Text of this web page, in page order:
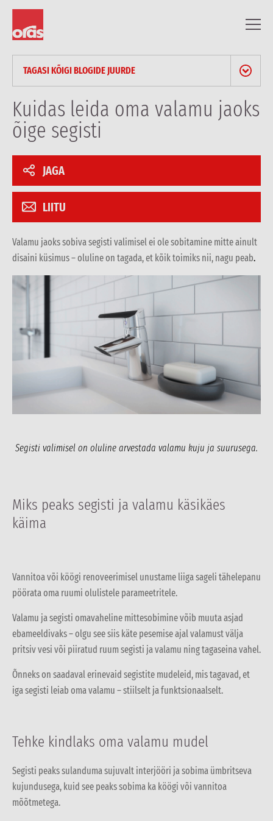
TAGASI KÕIGI BLOGIDE JUURDE
UUDISED JA PRESSITEATED
BLOG
REFERENTSID
Kuidas leida oma valamu jaoks
õige segisti
JAGA
LIITU
Valamu jaoks sobiva segisti valimisel ei ole sobitamine mitte ainult
disaini küsimus – oluline on tagada, et kõik toimiks nii, nagu peab.
Segisti valimisel on oluline arvestada valamu kuju ja suurusega.
Miks peaks segisti ja valamu käsikäes
käima
Vannitoa või köögi renoveerimisel unustame liiga sageli tähelepanu
pöörata oma ruumi olulistele parameetritele.
Valamu ja segisti omavaheline mittesobimine võib muuta asjad
ebameeldivaks – olgu see siis käte pesemise ajal valamust välja
pritsiv vesi või piiratud ruum segisti ja valamu ning tagaseina vahel.
Õnneks on saadaval erinevaid segistite mudeleid, mis tagavad, et
iga segisti leiab oma valamu – stiilselt ja funktsionaalselt.
Tehke kindlaks oma valamu mudel
Segisti peaks sulanduma sujuvalt interjööri ja sobima ümbritseva
kujundusega, kuid see peaks sobima ka köögi või vannitoa
mõõtmetega.